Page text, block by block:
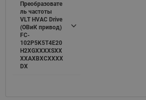
Преобразовате
ль частоты
VLT HVAC Drive
(ОВиК привод)
FC-
102P5K5T4E20
H2XGXXXXSXX
XXAXBXCXXXX
DX